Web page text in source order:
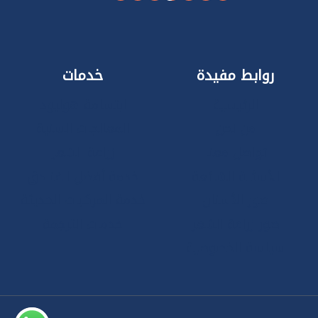
روابط مفيدة خدمات